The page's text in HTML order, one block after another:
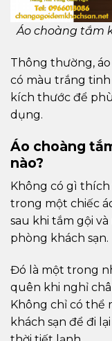
Áo choàng tắm
Thông thường,
có màu trắng tinh
kích thước để
dụng.
Áo choàng
nào?
Không có gì
trong một chiếc
sau khi tắm gội
phòng khách sạn.
Đó là một trong
quên khi nghỉ
Không chỉ có thể
khách sạn để đi